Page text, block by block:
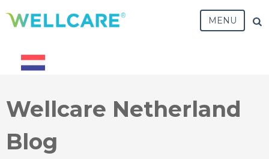
MENU
Wellcare Netherland
Blog